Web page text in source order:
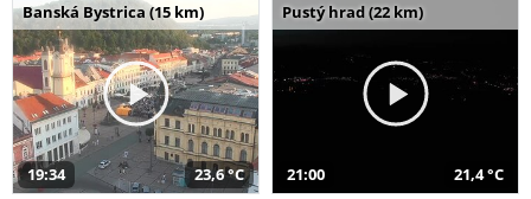
Banská Bystrica (15 km)
19:34 23,6 °C
Pustý hrad (22 km)
21:00 21,4 °C